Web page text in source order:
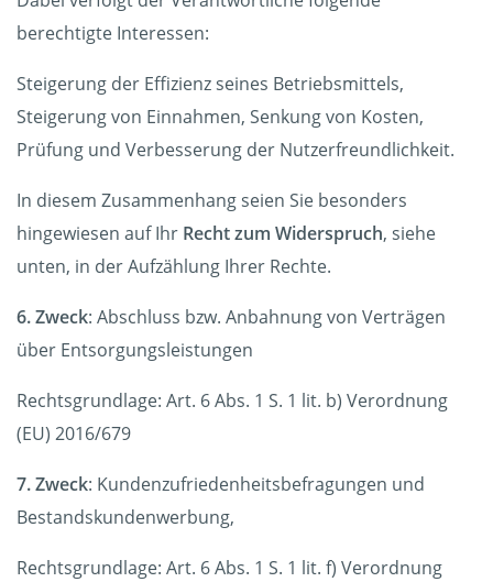
berechtigte Interessen:
Steigerung der Effizienz seines Betriebsmittels,
Steigerung von Einnahmen, Senkung von Kosten,
Prüfung und Verbesserung der Nutzerfreundlichkeit.
In diesem Zusammenhang seien Sie besonders
hingewiesen auf Ihr Recht zum Widerspruch, siehe
unten, in der Aufzählung Ihrer Rechte.
6. Zweck: Abschluss bzw. Anbahnung von Verträgen
über Entsorgungsleistungen
Rechtsgrundlage: Art. 6 Abs. 1 S. 1 lit. b) Verordnung
(EU) 2016/679
7. Zweck: Kundenzufriedenheitsbefragungen und
Bestandskundenwerbung,
Rechtsgrundlage: Art. 6 Abs. 1 S. 1 lit. f) Verordnung